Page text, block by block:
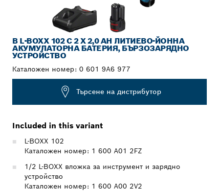
В L-BOXX 102 С 2 X 2,0 AH ЛИТИЕВО-ЙОННА
АКУМУЛАТОРНА БАТЕРИЯ, БЪРЗОЗАРЯДНО
УСТРОЙСТВО
Каталожен номер: 0 601 9A6 977
Търсене на дистрибутор
Included in this variant
L-BOXX 102
Каталожен номер: 1 600 A01 2FZ
1/2 L-BOXX вложка за инструмент и зарядно
устройство
Каталожен номер: 1 600 A00 2V2